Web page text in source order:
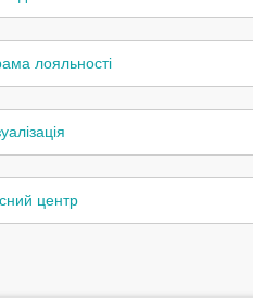
лояльності
центр